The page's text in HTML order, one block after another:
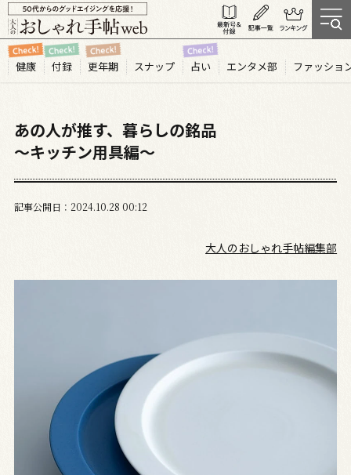
健康 付録 更年期 スナップ 占い エンタメ部 ファッショ
あの人が推す、暮らしの銘品
〜キッチン用具編〜
記事公開日 2024.10 28 00:12
大人のおしゃれ手帖編集部